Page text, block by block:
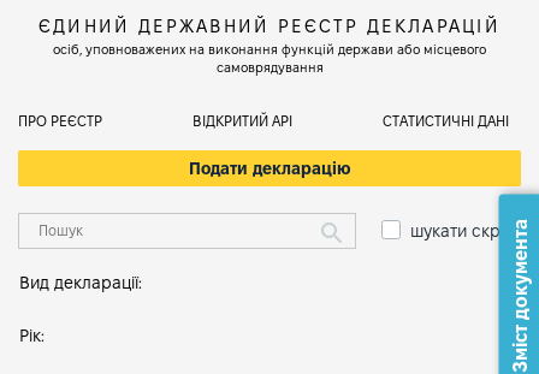
ЄДИНИЙ ДЕРЖАВНИЙ РЕЄСТР ДЕКЛАРАЦІЙ
осіб, уповноважених на виконання функцій держави або місцевого
самоврядування
ПРО РЕЄСТР ВІДКРИТИЙ АРІ СТАТИСТИЧНІ ДАНІ
Подати декларацію
шукати скрізь
Вид декларації:
Рік: Зміст документа